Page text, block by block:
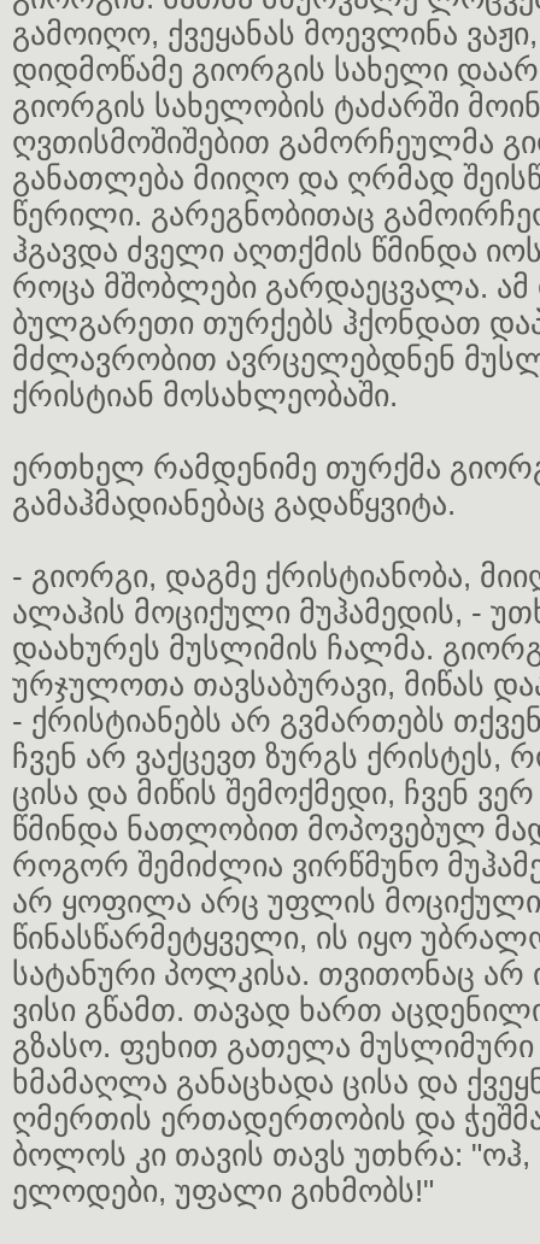
გამოიღო, ქვეყანას მოევლინა
დიდმოწამე გიორგის სახელი
გიორგის სახელობის ტაძარში
ღვთისმოშიშებით გამორჩეულმა
განათლება მიიღო და ღრმად
წერილი. გარეგნობითაც
ჰგავდა ძველი აღთქმის წმინდა
როცა მშობლები გარდაეცვალა.
ბულგარეთი თურქებს ჰქონდათ
მძლავრობით ავრცელებდნენ
ქრისტიან მოსახლეობაში.
ერთხელ რამდენიმე თურქმა
გამაჰმადიანებაც გადაწყვიტა.
- გიორგი, დაგმე ქრისტიანობა,
ალაჰის მოციქული მუჰამედის, -
დაახურეს მუსლიმის ჩალმა.
ურჯულოთა თავსაბურავი, მიწას
- ქრისტიანებს არ გვმართებს
ჩვენ არ ვაქცევთ ზურგს ქრისტეს,
ცისა და მიწის შემოქმედი, ჩვენ
წმინდა ნათლობით მოპოვებულ
როგორ შემიძლია ვირწმუნო
არ ყოფილა არც უფლის
წინასწარმეტყველი, ის იყო
სატანური პოლკისა. თვითონაც არ
ვისი გწამთ. თავად ხართ
გზასო. ფეხით გათელა
ხმამაღლა განაცხადა ცისა და
ღმერთის ერთადერთობის და
ბოლოს კი თავის თავს უთხრა:
ელოდები, უფალი გიხმობს!"